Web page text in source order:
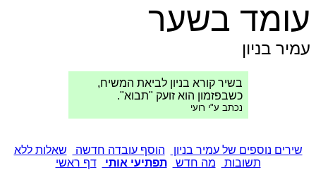
עומד בשער
עמיר בניון
בשיר קורא בניון לביאת המשיח,
כשבפזמון הוא זועק "תבוא".
נכתב ע"י רועי
שירים נוספים של עמיר בניון הוסף עובדה חדשה
שאלות ללא
תשובות
מה חדש תפתיעי אותי דף ראשי